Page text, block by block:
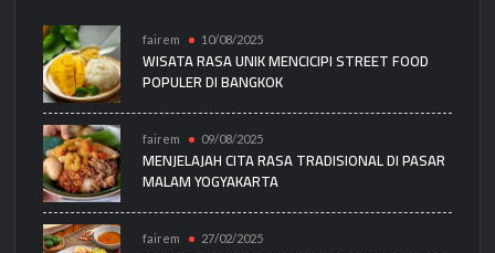
fairem 10/08/2025
WISATA RASA UNIK MENCICIPI STREET FOOD
POPULER DI BANGKOK
fairem 09/08/2025
MENJELAJAH CITA RASA TRADISIONAL DI PASAR
MALAM YOGYAKARTA
fairem 27/02/2025